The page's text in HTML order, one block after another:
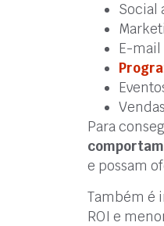
Social
E-
Para
e possam
Também é
ROI e